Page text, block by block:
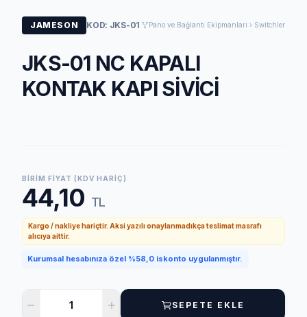
JAMESON KOD: JKS-01 Pano ve Bağlantı Ekipmanları › Switchler
JKS-01 NC KAPALI
KONTAK KAPI SİVİCİ
BIRIM FIYAT (KDV HARIÇ)
44,10 TL
Kargo / nakliye hariçtir. Aksi yazılı onaylanmadıkça teslimat masrafı
alıcıya aittir.
Kurumsal hesabınıza özel %58,0 iskonto uygulanmıştır.
SEPETE EKLE